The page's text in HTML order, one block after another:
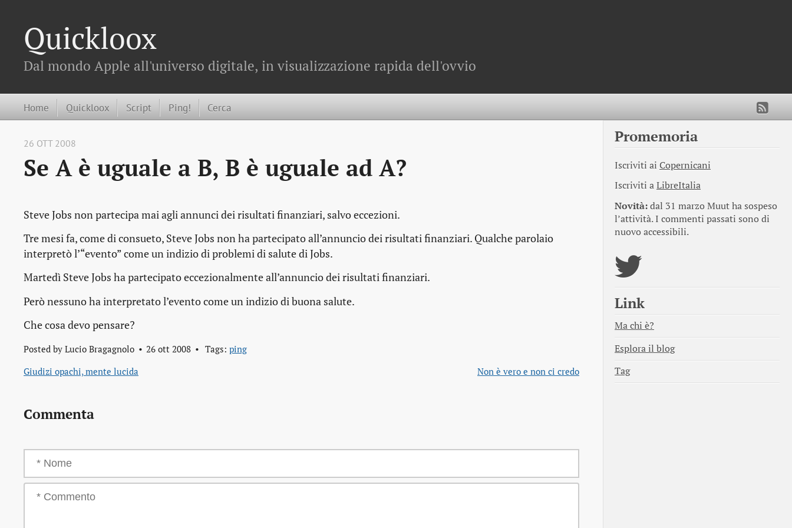
Quickloox
Dal mondo Apple all'universo digitale, in visualizzazione rapida dell'ovvio
Home Quickloox Script Ping! Cerca
26 OTT 2008
Se A è uguale a B, B è uguale ad A?
Steve Jobs non partecipa mai agli annunci dei risultati finanziari, salvo eccezioni.
Tre mesi fa, come di consueto, Steve Jobs non ha partecipato all’annuncio dei risultati finanziari. Qualche parolaio
interpretò l’“evento” come un indizio di problemi di salute di Jobs.
Martedì Steve Jobs ha partecipato eccezionalmente all’annuncio dei risultati finanziari.
Però nessuno ha interpretato l’evento come un indizio di buona salute.
Che cosa devo pensare?
Posted by Lucio Bragagnolo 26 ott 2008 Tags: ping
Giudizi opachi, mente lucida
Non è vero e non ci credo
Commenta
Promemoria
Iscriviti ai Copernicani
Iscriviti aLibreItalia
Novità:dal 31 marzo Muut ha sospeso
l’attività. I commenti passati sono di
nuovo accessibili.
Link
Ma chi è?
Esplora il blog
Tag